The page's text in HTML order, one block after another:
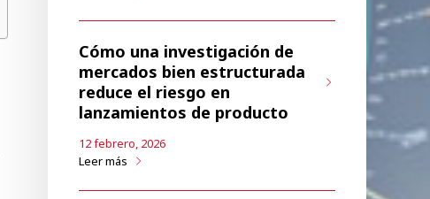
Cómo una investigación de
mercados bien estructurada
reduce el riesgo en
lanzamientos de producto
12 febrero, 2026
Leer más